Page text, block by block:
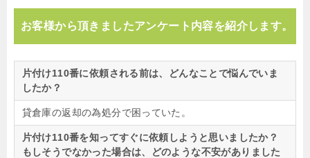
お客様から頂きましたアンケート内容を紹介します。
片付け110番に依頼される前は、どんなことで悩んでいま
したか？
貸倉庫の返却の為処分で困っていた。
片付け110番を知ってすぐに依頼しようと思いましたか？
もしそうでなかった場合は、どのような不安がありました